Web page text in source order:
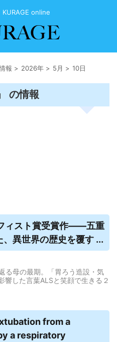
KURAGE online
報 > 2026年 > 5月 > 10日
の情報
ィスト賞受賞作――五重
異世界の歴史を覆す ...
る母の最期。「胃ろう造設・気
響した言葉ALSと笑顔で生きる２
from a
a respiratory